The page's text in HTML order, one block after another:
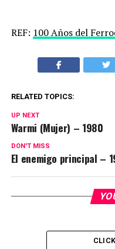
REF: 100 Años del
RELATED TOPICS:
UP NEXT
Warmi (Mujer) – 1980
DON'T MISS
El enemigo principal –